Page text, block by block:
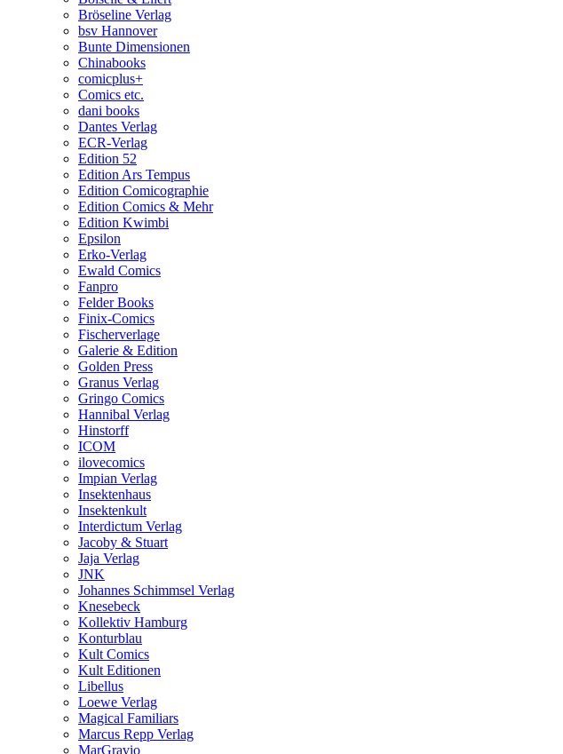
Bröseline Verlag
bsv Hannover
Bunte Dimensionen
Chinabooks
comicplus+
Comics etc.
dani books
Dantes Verlag
ECR-Verlag
Edition 52
Edition Ars Tempus
Edition Comicographie
Edition Comics & Mehr
Edition Kwimbi
Epsilon
Erko-Verlag
Ewald Comics
Fanpro
Felder Books
Finix-Comics
Fischerverlage
Galerie & Edition
Golden Press
Granus Verlag
Gringo Comics
Hannibal Verlag
Hinstorff
ICOM
ilovecomics
Impian Verlag
Insektenhaus
Insektenkult
Interdictum Verlag
Jacoby & Stuart
Jaja Verlag
JNK
Johannes Schimmsel Verlag
Knesebeck
Kollektiv Hamburg
Konturblau
Kult Comics
Kult Editionen
Libellus
Loewe Verlag
Magical Familiars
Marcus Repp Verlag
MarGravio